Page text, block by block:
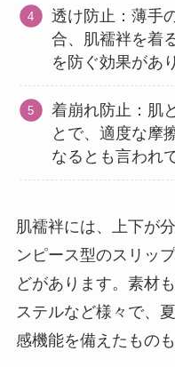
透け防止：薄手
合、肌襦袢を着
を防ぐ効果があ
着崩れ防止：肌
とで、適度な摩
なるとも言われ
肌襦袢には、上下が
ンピース型のスリッ
どがあります。素材
ステルなど様々で、
感機能を備えたものも